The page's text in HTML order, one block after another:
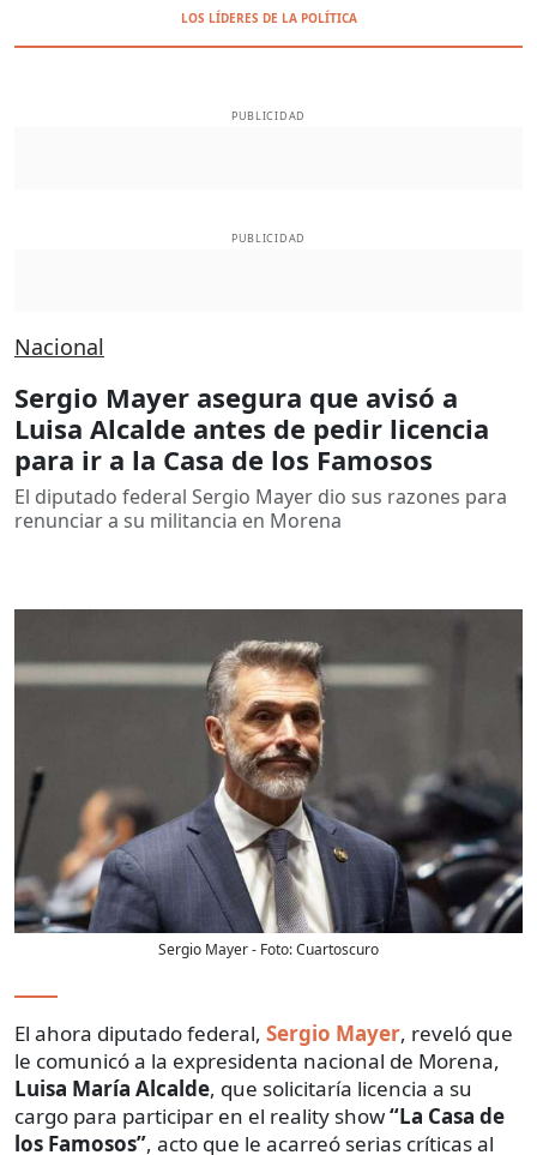
LOS LÍDERES DE LA POLÍTICA
PUBLICIDAD
PUBLICIDAD
Nacional
Sergio Mayer asegura que avisó a
Luisa Alcalde antes de pedir licencia
para ir a la Casa de los Famosos
El diputado federal Sergio Mayer dio sus razones para
renunciar a su militancia en Morena
Sergio Mayer- Foto:Cuartoscuro
El ahora diputado federal, Sergio Mayer, reveló que
le comunicó a la expresidenta nacional de Morena,
Luisa María Alcalde, que solicitaría licencia a su
cargo para participar en el reality show“La Casa de
los Famosos”, acto que le acarreó serias críticas al